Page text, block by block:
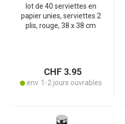
lot de 40 serviettes en
papier unies, serviettes 2
plis, rouge, 38 x 38 cm
CHF 3.95
env. 1-2 jours ouvrables